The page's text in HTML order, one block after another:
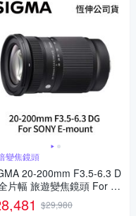
變焦鏡頭
20-200mm F3.5-6.3 D
片幅 旅遊變焦鏡頭 For S
E-mount (公司貨)
$29,980